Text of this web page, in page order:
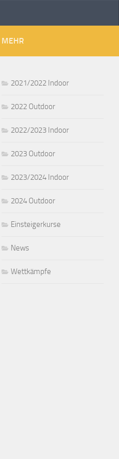
MEHR
2021/2022 Indoor
2022 Outdoor
2022/2023 Indoor
2023 Outdoor
2023/2024 Indoor
2024 Outdoor
Einsteigerkurse
News
Wettkämpfe